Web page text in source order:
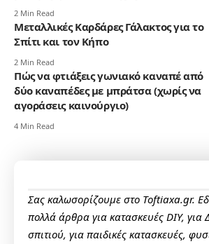
2 Min Read
Μεταλλικές Καρδάρες Γάλακτος για το
Σπίτι και τον Κήπο
2 Min Read
Πώς να φτιάξεις γωνιακό καναπέ από
δύο καναπέδες με μπράτσα (χωρίς να
αγοράσεις καινούργιο)
4 Min Read
Σας καλωσορίζουμε στο Toftiaxa.gr.
πολλά άρθρα για κατασκευές DIY, για
σπιτιού, για παιδικές κατασκευές,